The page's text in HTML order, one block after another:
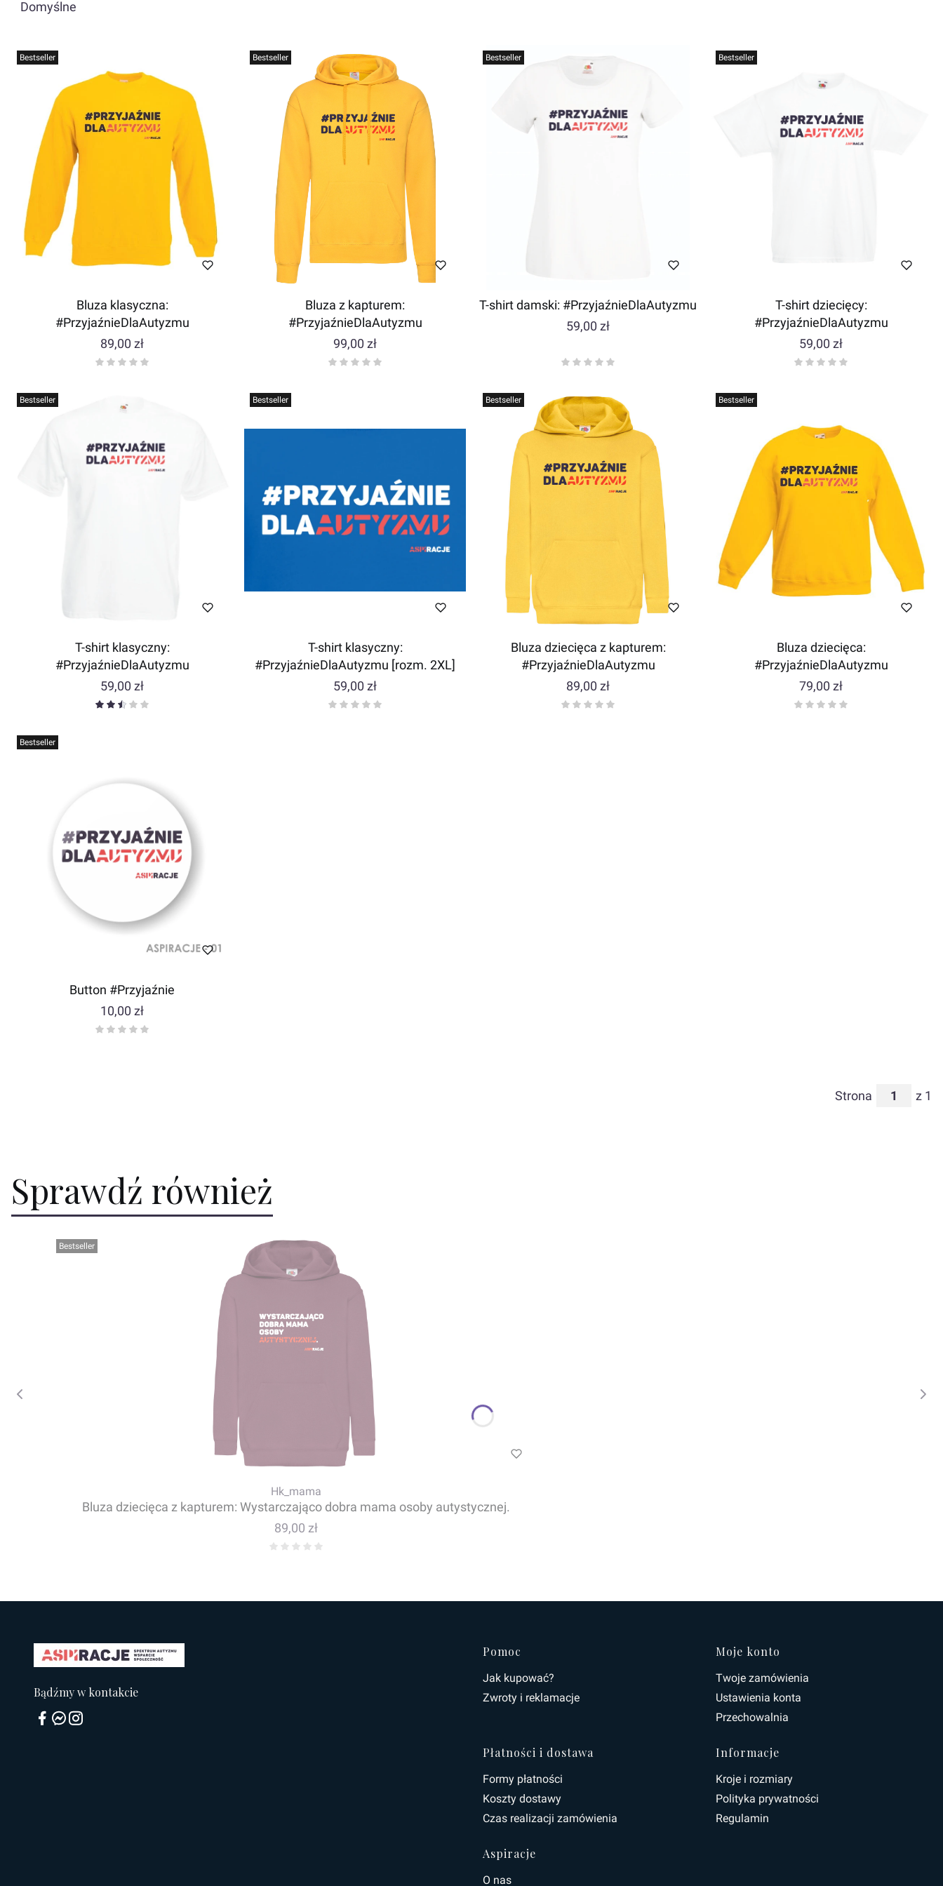
Domyślne
Bestseller
Bluza klasyczna:
#PrzyjaźnieDlaAutyzmu
Cena
89,00 zł
Bestseller
Bluza z kapturem:
#PrzyjaźnieDlaAutyzmu
Cena
99,00 zł
Bestseller
T-shirt damski: #PrzyjaźnieDlaAutyzmu
Cena
59,00 zł
Bestseller
T-shirt dziecięcy:
#PrzyjaźnieDlaAutyzmu
Cena
59,00 zł
Bestseller
T-shirt klasyczny:
#PrzyjaźnieDlaAutyzmu
Cena
59,00 zł
Bestseller
T-shirt klasyczny:
#PrzyjaźnieDlaAutyzmu [rozm. 2XL]
Cena
59,00 zł
Bestseller
Bluza dziecięca z kapturem:
#PrzyjaźnieDlaAutyzmu
Cena
89,00 zł
Bestseller
Bluza dziecięca:
#PrzyjaźnieDlaAutyzmu
Cena
79,00 zł
Bestseller
Button #Przyjaźnie
Cena
10,00 zł
Strona z 1
Sprawdź również
Bestseller
Hk_mama
Bluza dziecięca z kapturem: Wystarczająco dobra mama osoby autystycznej.
Cena
89,00 zł
Bądźmy w kontakcie
Linki w stopce
Pomoc
Jak kupować?
Zwroty i reklamacje
Moje konto
Twoje zamówienia
Ustawienia konta
Przechowalnia
Płatności i dostawa
Formy płatności
Koszty dostawy
Czas realizacji zamówienia
Informacje
Kroje i rozmiary
Polityka prywatności
Regulamin
Aspiracje
O nas